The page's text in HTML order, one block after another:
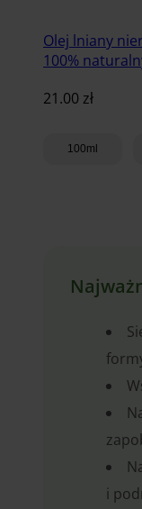
Olej lniany
100%
21.00 zł
100ml
i